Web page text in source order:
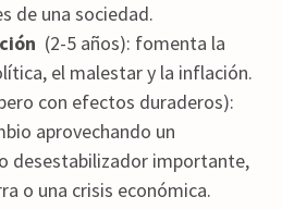
de una sociedad.
(2-5 años): fomenta la
el malestar y la inflación.
con efectos duraderos):
aprovechando un
desestabilizador importante,
o una crisis económica.